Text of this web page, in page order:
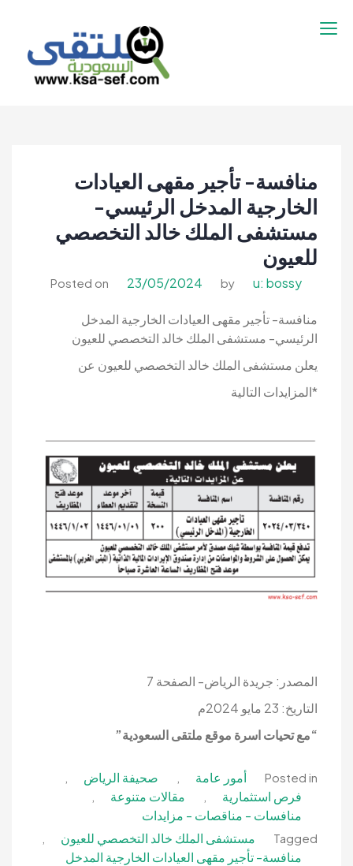
إلى
السعوديه | تنقيب
السعوديه
منافسة- تأجير مقهى العيادات
الخارجية المدخل الرئيسي-
مستشفى الملك خالد التخصصي
للعيون
Posted on 23/05/2024 by u: bossy
منافسة- تأجير مقهى العيادات الخارجية المدخل
الرئيسي- مستشفى الملك خالد التخصصي للعيون
يعلن مستشفى الملك خالد التخصصي للعيون عن
*المزايدات التالية
المصدر: جريدة الرياض- الصفحة 7
التاريخ: 23 مايو 2024م
“مع تحيات اسرة موقع ملتقى السعودية”
Posted in أمور عامة صحيفة الرياض
فرص استثمارية مقالات متنوعة
منافسات - مناقصات - مزايدات
Tagged مستشفى الملك خالد التخصصي للعيون
منافسة- تأجير مقهى العيادات الخارجية المدخل